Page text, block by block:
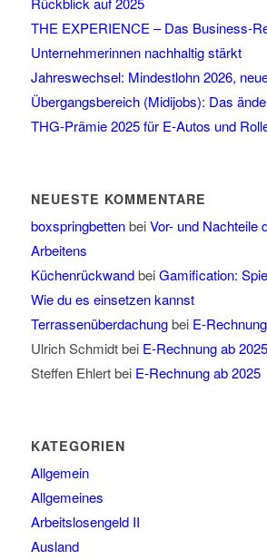
THE EXPERIENCE – Das Business-
Unternehmerinnen nachhaltig stärkt
Jahreswechsel: Mindestlohn 2026,
Übergangsbereich (Midijobs): Das
THG-Prämie 2025 für E-Autos und
NEUESTE KOMMENTARE
boxspringbettenbeiVor- und Nachteile
Arbeitens
KüchenrückwandbeiGamification:
Wie du es einsetzen kannst
Terrassenüberdachungbei E-
Ulrich Schmidtbei E-Rechnung ab 2025
Steffen Ehlertbei E-Rechnung ab 2025
KATEGORIEN
Allgemein
Allgemeines
Arbeitslosengeld II
Ausland